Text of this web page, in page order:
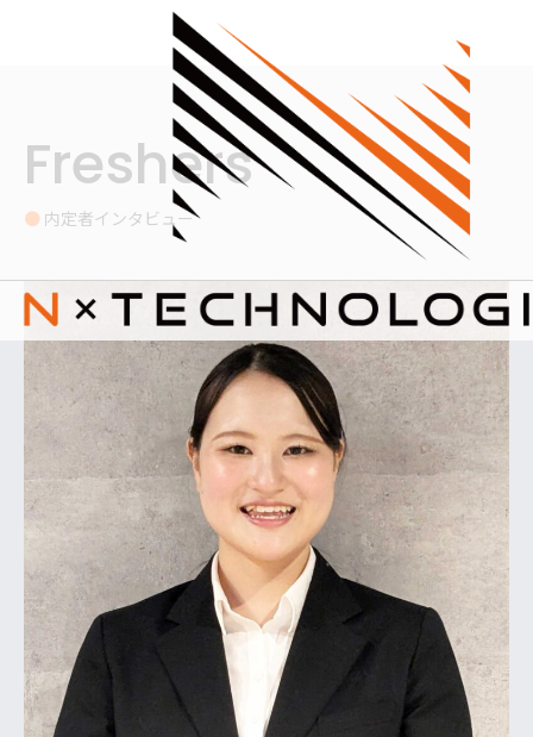
Freshers
● 内定者インタビュー